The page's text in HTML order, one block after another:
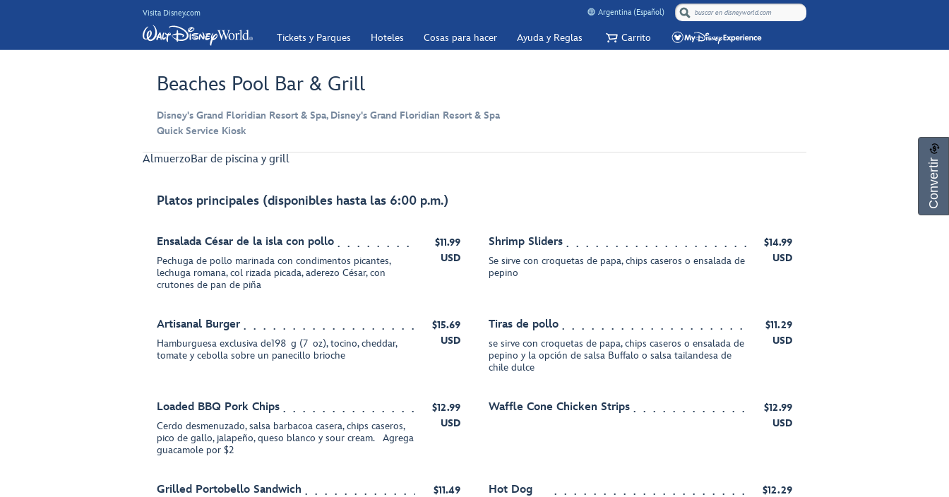
Visita Disney.com Argentina (Español)
Tickets y Parques Hoteles Cosas para hacer Ayuda y Reglas Carrito
Beaches Pool Bar & Grill
Disney's Grand Floridian Resort & Spa, Disney's Grand Floridian Resort & Spa
Quick Service Kiosk
AlmuerzoBar de piscina y grill
Platos principales (disponibles hasta las 6:00 p.m.)
Ensalada César de la isla con pollo
Pechuga de pollo marinada con condimentos picantes,
lechuga romana, col rizada picada, aderezo César, con
crutones de pan de piña
$11.99
USD
Shrimp Sliders
Se sirve con croquetas de papa, chips caseros o ensalada de
pepino
$14.99
USD
Artisanal Burger
Hamburguesa exclusiva de198 g (7 oz), tocino, cheddar,
tomate y cebolla sobre un panecillo brioche
$15.69
USD
Tiras de pollo
se sirve con croquetas de papa, chips caseros o ensalada de
pepino y la opción de salsa Buffalo o salsa tailandesa de
chile dulce
$11.29
USD
Loaded BBQ Pork Chips
Cerdo desmenuzado, salsa barbacoa casera, chips caseros,
pico de gallo, jalapeño, queso blanco y sour cream. Agrega
guacamole por $2
$12.99
USD
Waffle Cone Chicken Strips
$12.99
USD
Grilled Portobello Sandwich
$11.49
Hot Dog
$12.29
Convertir